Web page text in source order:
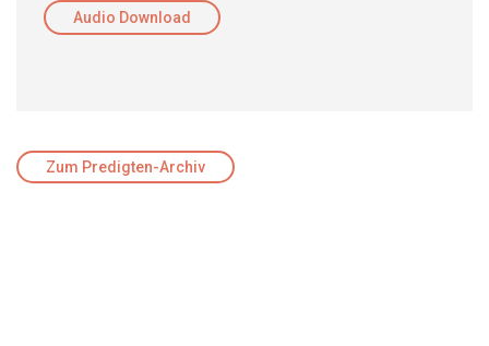
Audio Download
Zum Predigten-Archiv